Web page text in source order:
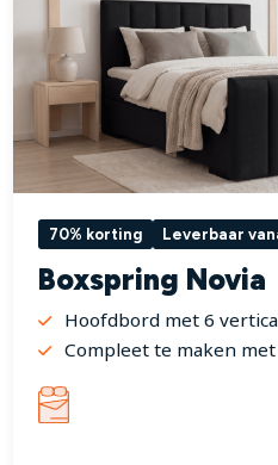
70% korting Leverbaar
Boxspring Novia
Hoofdbord met 6
Compleet te maken